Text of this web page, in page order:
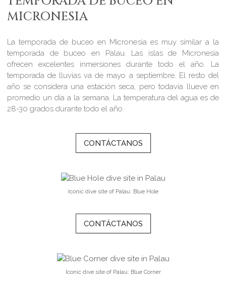
MICRONESIA
La temporada de buceo en Micronesia es muy similar a la
temporada de buceo en Palau. Las islas de Micronesia
ofrecen excelentes inmersiones durante todo el año. La
temporada de lluvias va de mayo a septiembre. El resto del
año se considera una estación seca, pero todavía llueve en
promedio un día a la semana. La temperatura del agua es de
28-30 grados durante todo el año.
CONTÁCTANOS
Iconic dive site of Palau: Blue Hole
CONTÁCTANOS
Iconic dive site of Palau: Blue Corner